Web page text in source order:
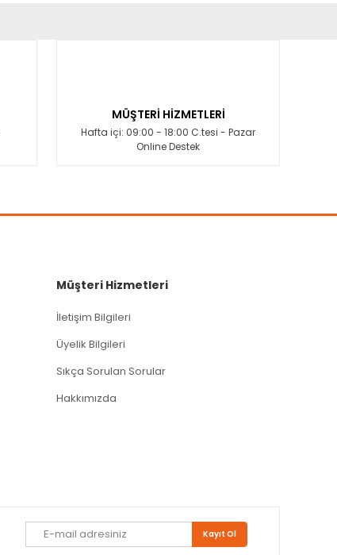
MÜŞTERİ HİZMETLERİ
Hafta içi: 09:00 - 18:00 C.tesi - Pazar
Online Destek
Müşteri Hizmetleri
İletişim Bilgileri
Üyelik Bilgileri
Sıkça Sorulan Sorular
Hakkımızda
Kayıt Ol